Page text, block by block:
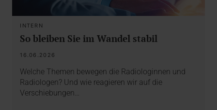
INTERN
So bleiben Sie im Wandel stabil
16.06.2026
Welche Themen bewegen die Radiologinnen und
Radiologen? Und wie reagieren wir auf die
Verschiebungen…